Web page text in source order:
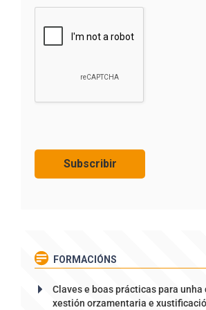
FORMACIÓNS
Claves e boas prácticas para unha
xestión orzamentaria e